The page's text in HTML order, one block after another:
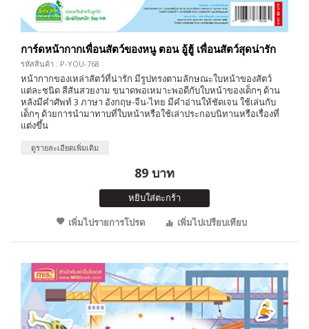
การ์ดหน้ากากเพื่อนสัตว์ของหนู ตอน อู้ฮู้ เพื่อนสัตว์สุดน่ารัก
รหัสสินค้า : P-YOU-768
หน้ากากของเหล่าสัตว์ที่น่ารัก มีรูปทรงตามลักษณะใบหน้าของสัตว์
แต่ละชนิด สีสันสวยงาม ขนาดพอเหมาะพอดีกับใบหน้าของเด็กๆ ด้าน
หลังมีคำศัพท์ 3 ภาษา อังกฤษ-จีน-ไทย มีคำอ่านให้ชัดเจน ใช้เล่นกับ
เด็กๆ ด้วยการนำมาทาบที่ใบหน้าหรือใช้เล่าประกอบนิทานหรือเรื่องที่
แต่งขึ้น
ดูรายละเอียดเพิ่มเติม
89 บาท
หยิบใส่ตะกร้า
เพิ่มไปรายการโปรด
เพิ่มไปเปรียบเทียบ